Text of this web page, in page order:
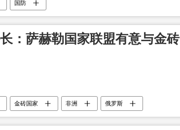
国防
：萨赫勒国家联盟有意与金砖
金砖国家 非洲 俄罗斯